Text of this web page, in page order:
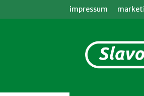
impressum
info